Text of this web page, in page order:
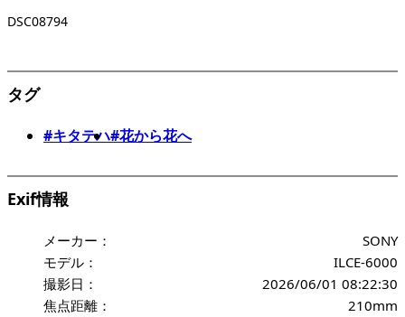
DSC08794
タグ
#キタテハ#花から花へ
Exif情報
メーカー：
SONY
モデル：
ILCE-6000
撮影日：
2026/06/01 08:22:30
焦点距離：
210mm